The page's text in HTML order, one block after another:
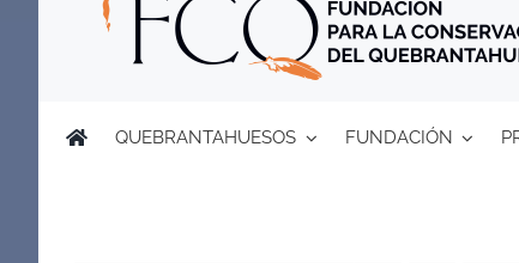
QUEBRANTAHUESOS FUNDACIÓN